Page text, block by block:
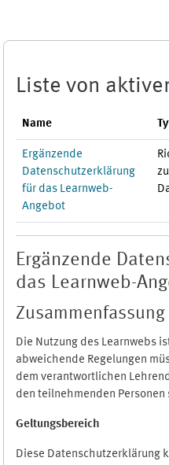
Liste von
Name
Ergänzende
Datenschutzerklärung
für das Learnweb-
Angebot
Ergänzende
das Learnweb-
Zusammenfassung
Die Nutzung des Learnwebs
abweichende Regelungen
dem verantwortlichen
den teilnehmenden
Geltungsbereich
Diese Datenschutzerklärung